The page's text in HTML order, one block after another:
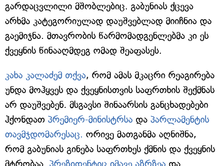
გარდაცვლილი მშობლებიც. გაბუნიას ქცევა
არხმა კატეგორიულად დაუშვებლად მიიჩნია და
გაემიჯნა. მთავრობის წარმომადგენლებმა კი ეს
ქვეყნის წინააღმდეგ ომად შეაფასეს.
კახა კალაძემ თქვა, რომ ამას მკაცრი რეაგირება
უნდა მოჰყვეს და ქვეყნისთვის საფრთხის შექმნას
არ დაუშვებენ. მსგავსი შინაარსის განცხადებები
ჰქონდათ პრემიერ-მინისტრსა და პარლამენტის
თავმჯდომარესაც. ორივე მათგანმა აღნიშნა,
რომ გაბუნიას გინება საფრთხეს ქმნის და ქვეყნის